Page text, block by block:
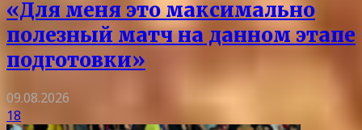
«Для меня это максимально
полезный матч на данном этапе
подготовки»
09.08.2026
18